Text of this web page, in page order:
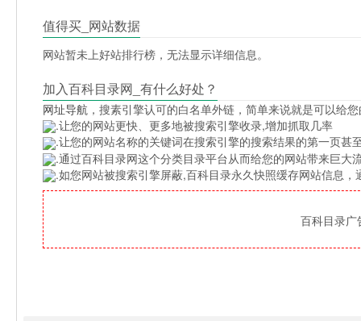
值得买_网站数据
网站暂未上好站排行榜，无法显示详细信息。
加入百科目录网_有什么好处？
网址导航 ，搜素引擎认可的白名单外链，简单来说就是可以给
.让您的网站更快、更多地被搜索引擎收录,增加抓取几率
.让您的网站名称的关键词在搜索引擎的搜索结果的第一页甚
.通过百科目录网这个分类目录平台从而给您的网站带来巨大
.如您网站被搜索引擎屏蔽,百科目录永久快照缓存网站信息
百科目录